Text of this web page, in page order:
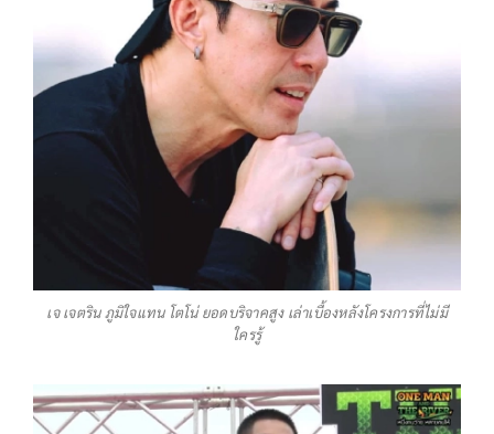
เจ เจตริน ภูมิใจแทน โตโน่ ยอดบริจาคสูง เล่าเบื้องหลังโครงการที่ไม่มี
ใครรู้